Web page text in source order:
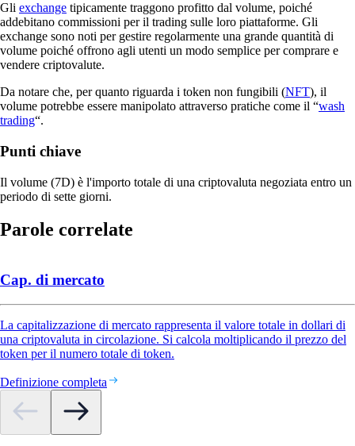
Gli exchange tipicamente traggono profitto dal volume, poiché
addebitano commissioni per il trading sulle loro piattaforme. Gli
exchange sono noti per gestire regolarmente una grande quantità di
volume poiché offrono agli utenti un modo semplice per comprare e
vendere criptovalute.
Da notare che, per quanto riguarda i token non fungibili (NFT), il
volume potrebbe essere manipolato attraverso pratiche come il “wash
trading“.
Punti chiave
Il volume (7D) è l'importo totale di una criptovaluta negoziata entro un
periodo di sette giorni.
Parole correlate
Cap. di mercato
La capitalizzazione di mercato rappresenta il valore totale in dollari di
una criptovaluta in circolazione. Si calcola moltiplicando il prezzo del
token per il numero totale di token.
Definizione completa